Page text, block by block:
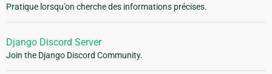
Pratique lorsqu'on cherche des informations précises.
Django Discord Server
Join the Django Discord Community.